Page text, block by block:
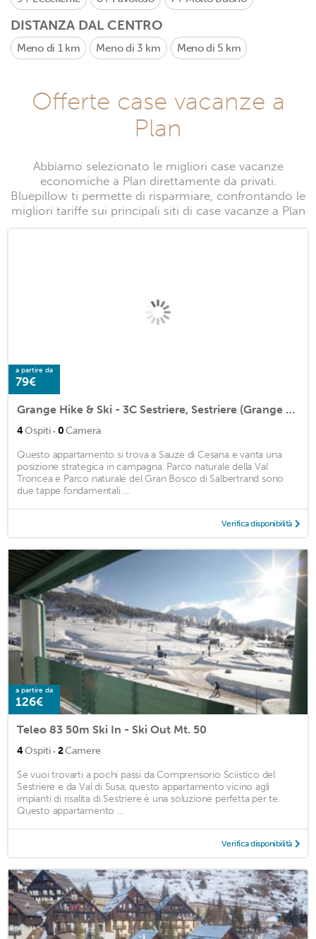
DISTANZA DAL CENTRO
Meno di 1 km Meno di 3 km Meno di 5 km
Offerte case vacanze a
Plan
Abbiamo selezionato le migliori case vacanze
economiche a Plan direttamente da privati.
Bluepillow ti permette di risparmiare, confrontando le
migliori tariffe sui principali siti di case vacanze a Plan
a partire da
79€
Grange Hike & Ski - 3C Sestriere, Sestriere (Grange Sises), Italy
4Ospiti · 0Camera
Questo appartamento si trova a Sauze di Cesana e vanta una
posizione strategica in campagna. Parco naturale della Val
Troncea e Parco naturale del Gran Bosco di Salbertrand sono
due tappe fondamentali ...
Verifica disponibilità
a partire da
126€
Teleo 83 50m Ski In - Ski Out Mt. 50
4Ospiti · 2Camere
Se vuoi trovarti a pochi passi da Comprensorio Sciistico del
Sestriere e da Val di Susa, questo appartamento vicino agli
impianti di risalita di Sestriere è una soluzione perfetta per te.
Questo appartamento ...
Verifica disponibilità